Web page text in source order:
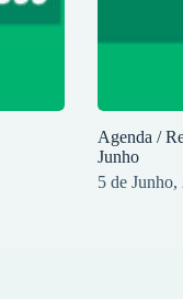
Agenda /
Junho
5 de Junho,